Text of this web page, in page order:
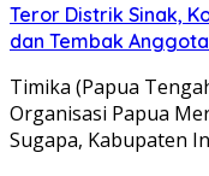
Teror Distrik Sinak,
dan Tembak Anggota
Timika (Papua
Organisasi Papua
Sugapa, Kabupaten